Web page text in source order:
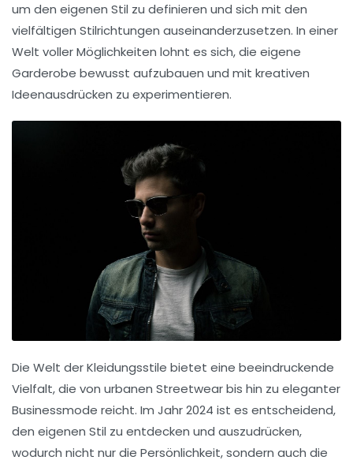
um den eigenen Stil zu definieren und sich mit den
vielfältigen Stilrichtungen auseinanderzusetzen. In einer
Welt voller Möglichkeiten lohnt es sich, die eigene
Garderobe bewusst aufzubauen und mit kreativen
Ideenausdrücken zu experimentieren.
Die Welt derKleidungsstile bietet eine beeindruckende
Vielfalt, die von urbanen Streetwearbis hin zu eleganter
Businessmode reicht. Im Jahr 2024 ist es entscheidend,
den eigenen Stil zu entdecken und auszudrücken,
wodurch nicht nur die Persönlichkeit, sondern auch die